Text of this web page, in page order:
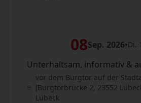
08Sep. 2026•Di.
Unterhaltsam, informativ &
vor dem Burgtor auf der
(Burgtorbrücke 2, 23552
Lübeck